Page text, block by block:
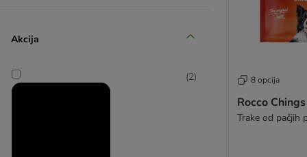
GimCat
9
Akcija
(2) 8 opcija
Rocco Chings
Trake od pačjih